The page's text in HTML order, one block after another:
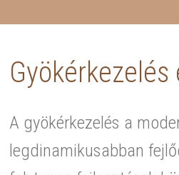
Gyökérkezelés
A gyökérkezelés a
legdinamikusabban